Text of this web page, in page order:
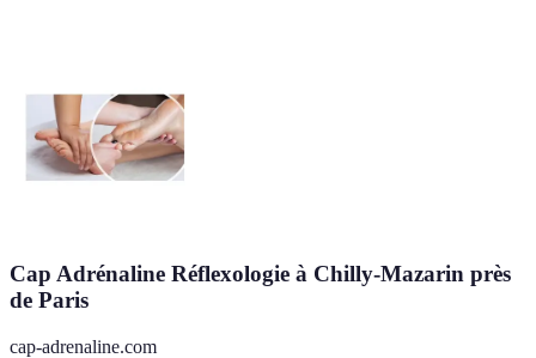
Cap Adrénaline Réflexologie à Chilly-Mazarin près
de Paris
cap-adrenaline.com